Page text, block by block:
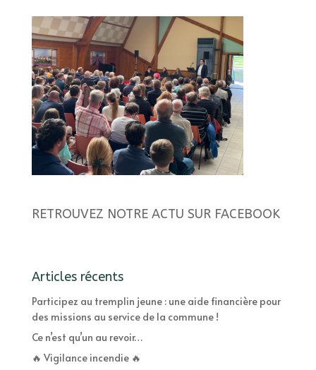
RETROUVEZ NOTRE ACTU SUR FACEBOOK
Articles récents
Participez au tremplin jeune : une aide financière pour
des missions au service de la commune !
Ce n’est qu’un au revoir…
🔥 Vigilance incendie 🔥